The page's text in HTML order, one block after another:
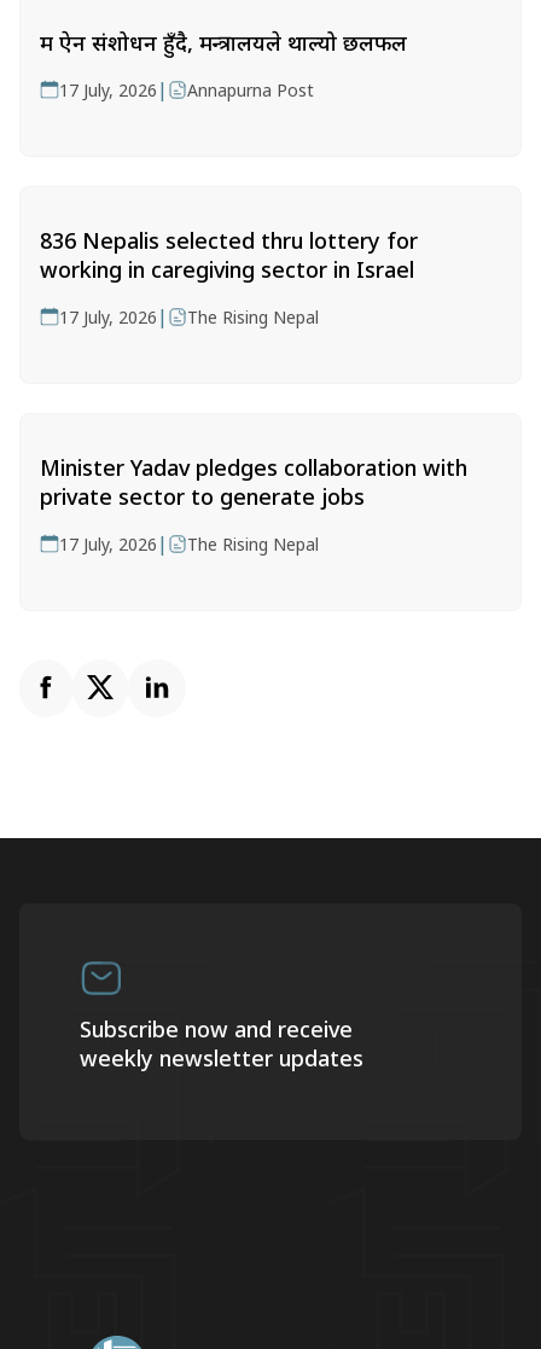
श्रम ऐन संशोधन हुँदै, मन्त्रालयले थाल्यो छलफल
17 July, 2026 | Annapurna Post
836 Nepalis selected thru lottery for
working in caregiving sector in Israel
17 July, 2026 | The Rising Nepal
Minister Yadav pledges collaboration with
private sector to generate jobs
17 July, 2026 | The Rising Nepal
Subscribe now and receive
weekly newsletter updates